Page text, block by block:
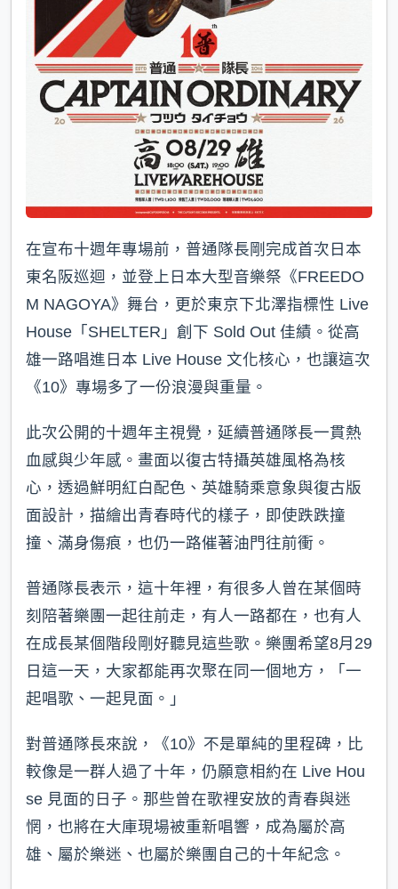
在宣布十週年專場前，普通隊長剛完成首次日本
東名阪巡迴，並登上日本大型音樂祭《FREEDO
M NAGOYA》舞台，更於東京下北澤指標性 Live
House「SHELTER」創下 Sold Out 佳績。從高
雄一路唱進日本 Live House 文化核心，也讓這次
《10》專場多了一份浪漫與重量。
此次公開的十週年主視覺，延續普通隊長一貫熱
血感與少年感。畫面以復古特攝英雄風格為核
心，透過鮮明紅白配色、英雄騎乘意象與復古版
面設計，描繪出青春時代的樣子，即使跌跌撞
撞、滿身傷痕，也仍一路催著油門往前衝。
普通隊長表示，這十年裡，有很多人曾在某個時
刻陪著樂團一起往前走，有人一路都在，也有人
在成長某個階段剛好聽見這些歌。樂團希望8月29
日這一天，大家都能再次聚在同一個地方，「一
起唱歌、一起見面。」
對普通隊長來說，《10》不是單純的里程碑，比
較像是一群人過了十年，仍願意相約在 Live Hou
se 見面的日子。那些曾在歌裡安放的青春與迷
惘，也將在大庫現場被重新唱響，成為屬於高
雄、屬於樂迷、也屬於樂團自己的十年紀念。